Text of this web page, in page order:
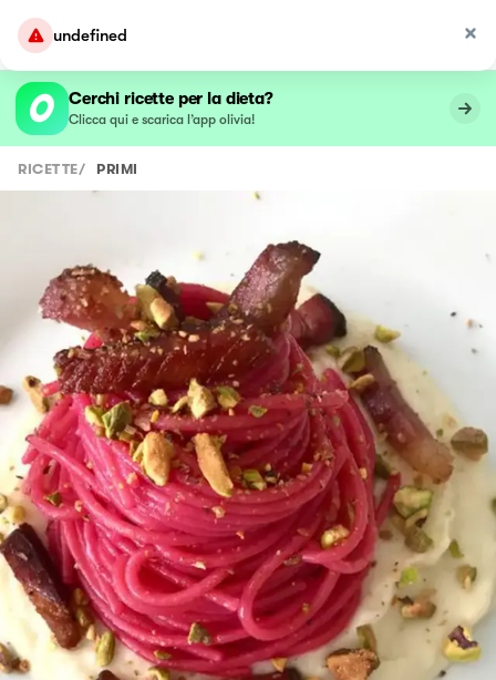
undefined
Cerchi ricette per la dieta?
Clicca qui e scarica l’app olivia!
RICETTE/ PRIMI